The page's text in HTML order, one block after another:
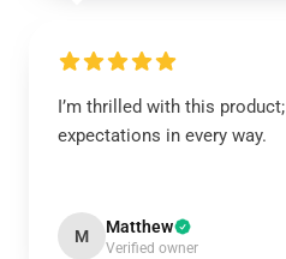
I’m thrilled with this
expectations in every way.
M Matthew
Verified owner